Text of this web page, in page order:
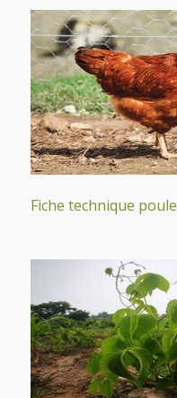
Fiche technique poule